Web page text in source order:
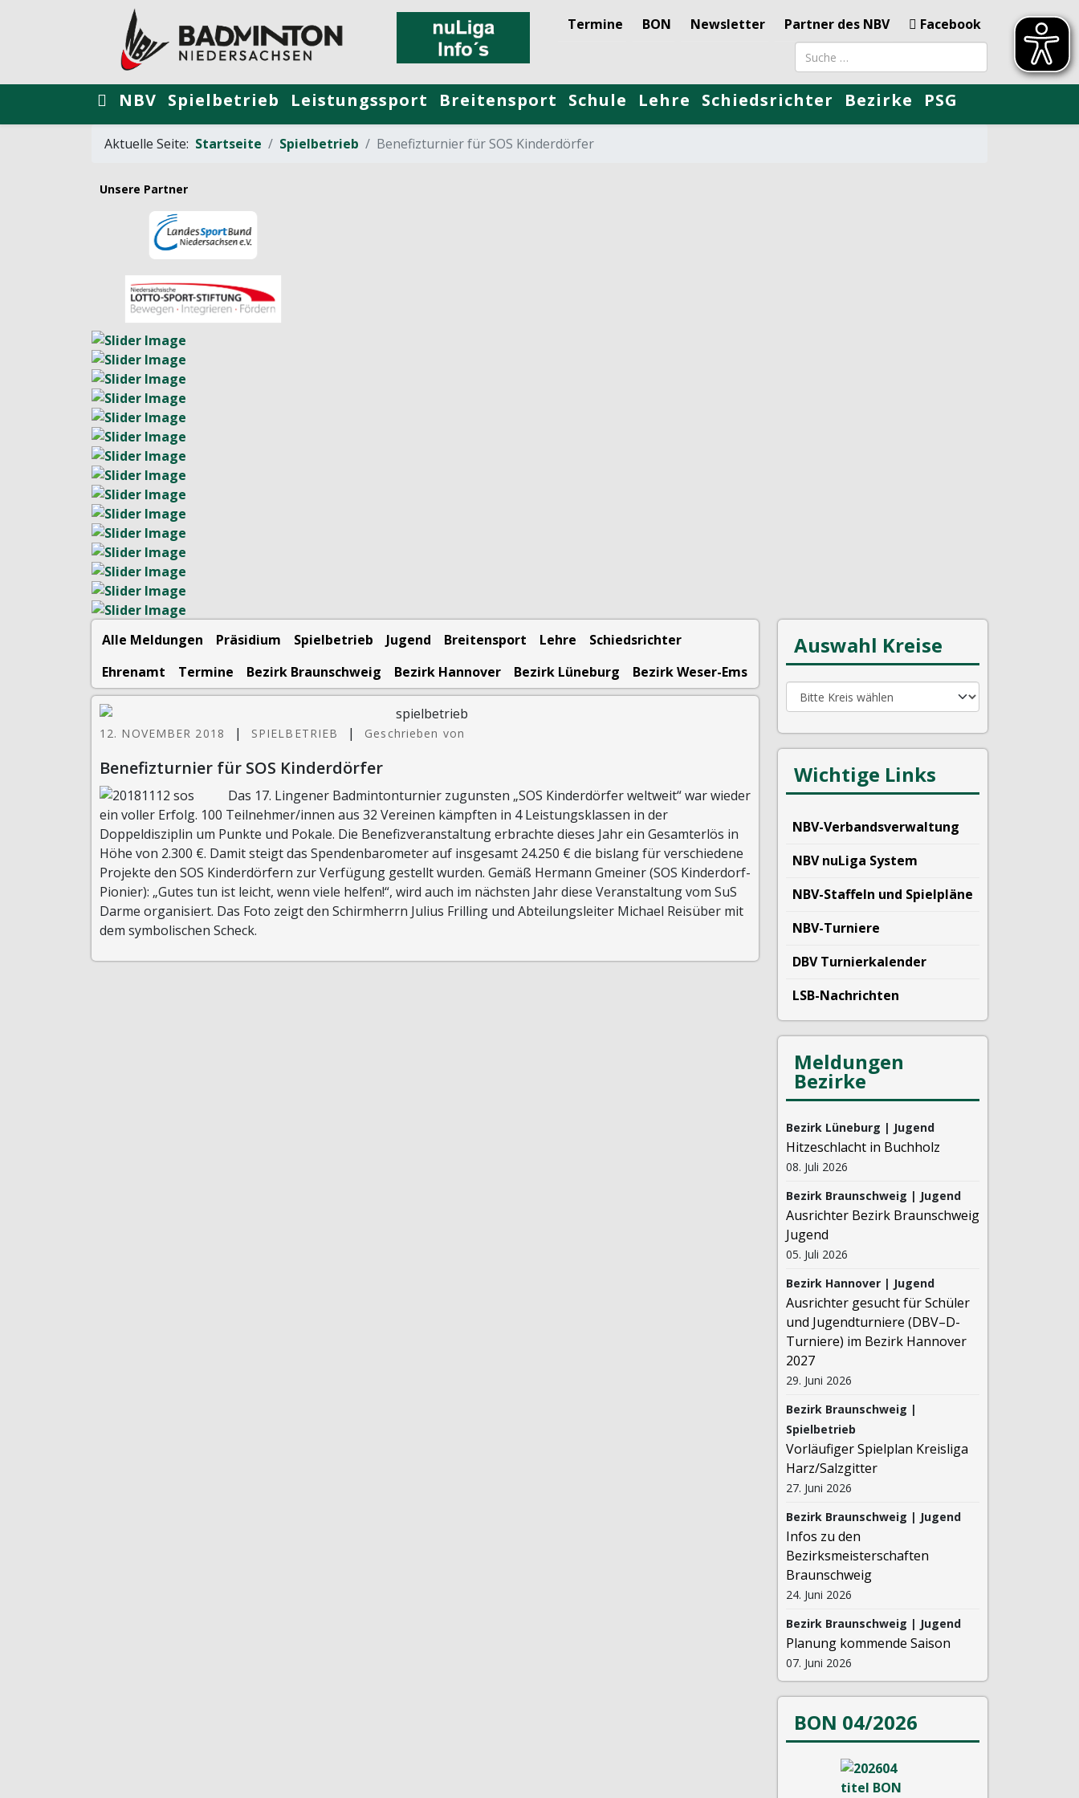
Termine BON Newsletter Partner des NBV
Facebook
Suchbegriff
NBV Spielbetrieb Leistungssport Breitensport Schule Lehre Schiedsrichter Bezirke PSG
Aktuelle Seite: Startseite Spielbetrieb Benefizturnier für SOS Kinderdörfer
Unsere Partner
Alle Meldungen Präsidium Spielbetrieb Jugend Breitensport Lehre
Schiedsrichter
Ehrenamt
Termine Bezirk Braunschweig Bezirk Hannover Bezirk Lüneburg Bezirk Weser-Ems
12. NOVEMBER 2018 | SPIELBETRIEB | Geschrieben von
Benefizturnier für SOS Kinderdörfer
Das 17. Lingener Badmintonturnier zugunsten „SOS Kinderdörfer weltweit“ war wieder
ein voller Erfolg. 100 Teilnehmer/innen aus 32 Vereinen kämpften in 4 Leistungsklassen in der
Doppeldisziplin um Punkte und Pokale. Die Benefizveranstaltung erbrachte dieses Jahr ein Gesamterlös in
Höhe von 2.300 €. Damit steigt das Spendenbarometer auf insgesamt 24.250 € die bislang für verschiedene
Projekte den SOS Kinderdörfern zur Verfügung gestellt wurden. Gemäß Hermann Gmeiner (SOS Kinderdorf-
Pionier): „Gutes tun ist leicht, wenn viele helfen!“, wird auch im nächsten Jahr diese Veranstaltung vom SuS
Darme organisiert. Das Foto zeigt den Schirmherrn Julius Frilling und Abteilungsleiter Michael Reisüber mit
dem symbolischen Scheck.
Auswahl Kreise
Wichtige Links
NBV-Verbandsverwaltung
NBV nuLiga System
NBV-Staffeln und Spielpläne
NBV-Turniere
DBV Turnierkalender
LSB-Nachrichten
Meldungen
Bezirke
Bezirk Lüneburg | Jugend
Hitzeschlacht in Buchholz
08. Juli 2026
Bezirk Braunschweig | Jugend
Ausrichter Bezirk Braunschweig
Jugend
05. Juli 2026
Bezirk Hannover | Jugend
Ausrichter gesucht für Schüler
und Jugendturniere (DBV–D-
Turniere) im Bezirk Hannover
2027
29. Juni 2026
Bezirk Braunschweig |
Spielbetrieb
Vorläufiger Spielplan Kreisliga
Harz/Salzgitter
27. Juni 2026
Bezirk Braunschweig | Jugend
Infos zu den
Bezirksmeisterschaften
Braunschweig
24. Juni 2026
Bezirk Braunschweig | Jugend
Planung kommende Saison
07. Juni 2026
BON 04/2026